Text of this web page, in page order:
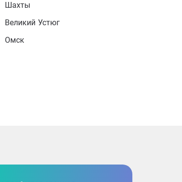
Шахты
Великий Устюг
Омск